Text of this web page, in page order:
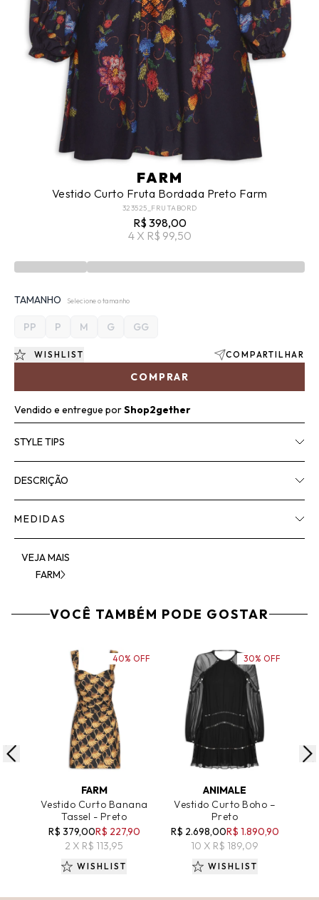
FARM
Vestido Curto Fruta Bordada Preto Farm
323525_FRUTABORD
R$ 398,00
4 X R$ 99,50
TAMANHO Selecione o tamanho
PP P M G GG
COMPRAR
WISHLIST COMPARTILHAR
Vendido e entregue porShop2gether
STYLE TIPS
DESCRIÇÃO
MEDIDAS
VEJA MAIS
FARM
VOCÊ TAMBÉM PODE GOSTAR
ADICIONAR AO CARRINHO
FARM
Vestido Curto Banana
Tassel - Preto
R$ 379,00R$ 227,90
2 X R$ 113,95
40% OFF
WISHLIST
ADICIONAR AO CARRINHO
ANIMALE
Vestido Curto Boho –
Preto
R$ 2.698,00R$ 1.890,90
10 X R$ 189,09
30% OFF
WISHLIST